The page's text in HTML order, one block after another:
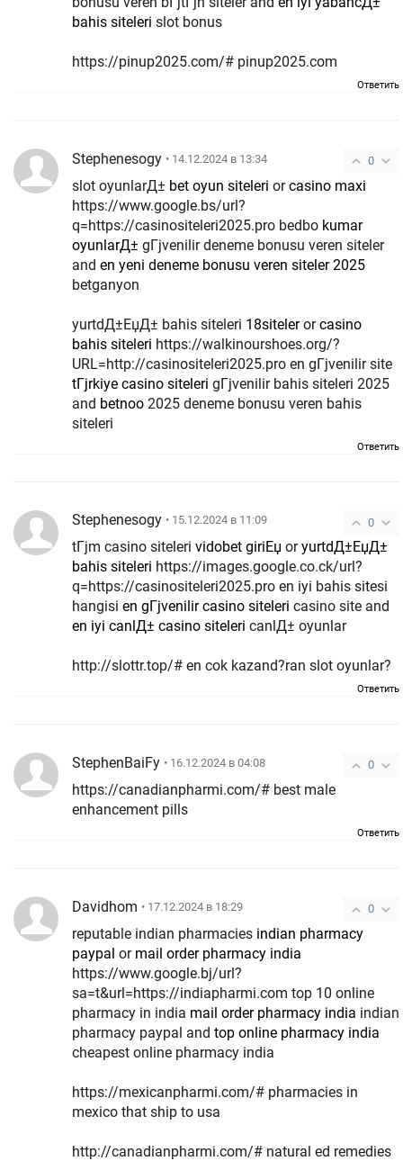
bahis siteleri slot bonus
https://pinup2025.com/# pinup2025.com
Ответить
0
Stephenesogy • 14.12.2024 в 13:34
slot oyunlarД± bet oyun siteleri orcasino maxi
https://www.google.bs/url?
q=https://casinositeleri2025.pro bedbo kumar
oyunlarД± gГјvenilir deneme bonusu veren siteler
and en yeni deneme bonusu veren siteler 2025
betganyon
yurtdД±ЕџД± bahis siteleri 18sitelerorcasino
bahis siteleri
URL=http://casinositeleri2025.pro en gГјvenilir site
tГјrkiye casino siteleri gГјvenilir bahis siteleri 2025
and betnoo 2025 deneme bonusu veren bahis
siteleri
Ответить
0
Stephenesogy • 15.12.2024 в 11:09
tГјm casino siteleri vidobet giriЕџ oryurtdД±ЕџД±
bahis siteleri
q=https://casinositeleri2025.pro en iyi bahis sitesi
hangisi en gГјvenilir casino siteleri casino site and
en iyi canlД± casino siteleri canlД± oyunlar
http://slottr.top/# en cok kazand?ran slot oyunlar?
Ответить
0
StephenBaiFy • 16.12.2024 в 04:08
https://canadianpharmi.com/# best male
enhancement pills
Ответить
0
Davidhom • 17.12.2024 в 18:29
reputable indian pharmacies indian pharmacy
paypal or mail order pharmacy india
https://www.google.bj/url?
sa=t&url=https://indiapharmi.com top 10 online
pharmacy in india mail order pharmacy india indian
pharmacy paypal and top online pharmacy india
cheapest online pharmacy india
https://mexicanpharmi.com/# pharmacies in
mexico that ship to usa
http://canadianpharmi.com/# natural ed remedies